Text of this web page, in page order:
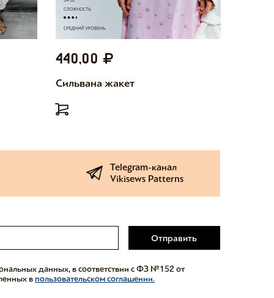
440,00
Сильвана жакет
Telegram-канал
Vikisews Patterns
Отправить
данных, в соответствии с ФЗ №152 от
впользовательском соглашении.